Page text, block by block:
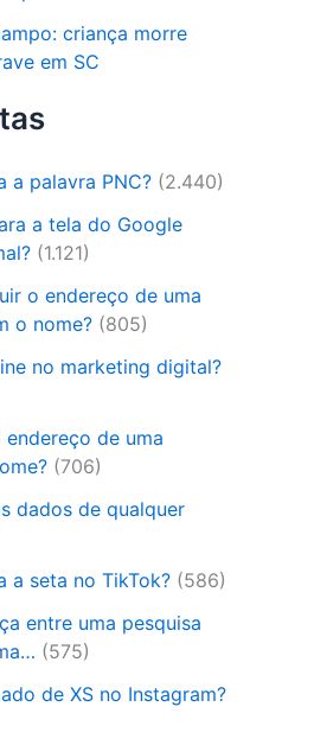
criança morre
em SC
a palavra PNC? (2.440)
a tela do Google
(1.121)
o endereço de uma
o nome? (805)
no marketing digital?
de uma
(706)
dados de qualquer
a seta no TikTok? (586)
entre uma pesquisa
(575)
de XS no Instagram?